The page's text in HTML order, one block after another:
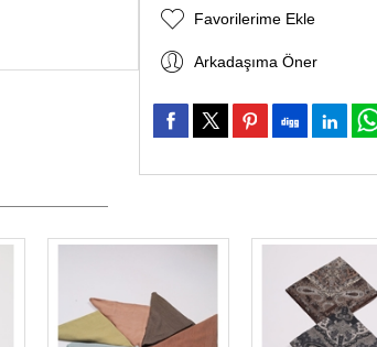
Favorilerime Ekle
Arkadaşıma Öner